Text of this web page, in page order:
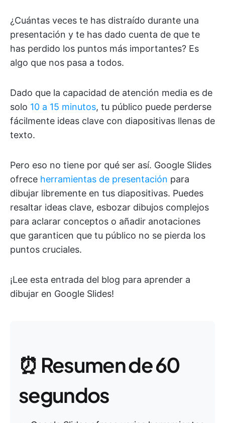
¿Cuántas veces te has distraído durante una
presentación y te has dado cuenta de que te
has perdido los puntos más importantes? Es
algo que nos pasa a todos.
Dado que la capacidad de atención media es de
solo 10 a 15 minutos, tu público puede perderse
fácilmente ideas clave con diapositivas llenas de
texto.
Pero eso no tiene por qué ser así. Google Slides
ofrece herramientas de presentación para
dibujar libremente en tus diapositivas. Puedes
resaltar ideas clave, esbozar dibujos complejos
para aclarar conceptos o añadir anotaciones
que garanticen que tu público no se pierda los
puntos cruciales.
¡Lee esta entrada del blog para aprender a
dibujar en Google Slides!
⏰ Resumen de 60
segundos